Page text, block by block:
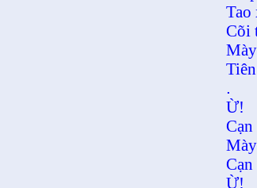
Tao
Cõi
.
Ừ!
Cạn
Cạn
Ừ!